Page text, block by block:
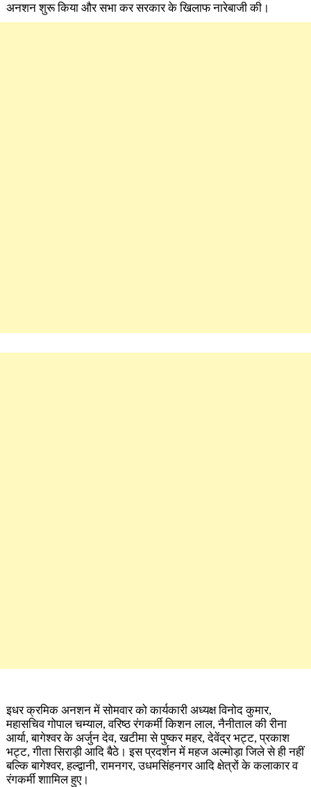
अनशन शुरू किया और सभा कर सरकार के खिलाफ नारेबाजी की।
इधर क्र​मिक अनशन में सोमवार को कार्यकारी अध्यक्ष विनोद कुमार,
महासचिव गोपाल चम्याल, वरिष्ठ रंगकर्मी किशन लाल, नैनीताल की रीना
आर्या, बागेश्वर के अर्जुन देव, खटीमा से पुष्कर महर, देवेंद्र भट्ट, प्रकाश
भट्ट, गीता सिराड़ी आदि बैठे। इस प्रदर्शन में महज अल्मोड़ा जिले से ही नहीं
बल्कि बागेश्वर, हल्द्वानी, रामनगर, उधमसिंहनगर आदि क्षेत्रों के कलाकार व
रंगकर्मी शाामिल हुए।